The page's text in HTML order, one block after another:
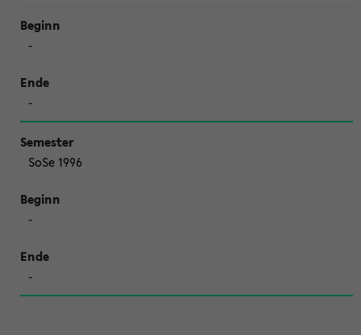
-
-
SoSe 1996
-
-